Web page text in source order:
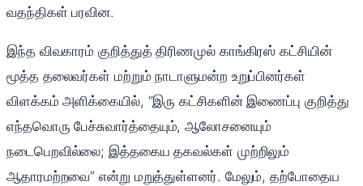
வதந்திகள் பரவின.
இந்த விவகாரம் குறித்துத் திரிணமுல் காங்கிரஸ் கட்சியின்
மூத்த தலைவர்கள் மற்றும் நாடாளுமன்ற உறுப்பினர்கள்
விளக்கம் அளிக்கையில், “இரு கட்சிகளின் இணைப்பு குறித்து
எந்தவொரு பேச்சுவார்த்தையும், ஆலோசனையும்
நடைபெறவில்லை; இத்தகைய தகவல்கள் முற்றிலும்
ஆதாரமற்றவை” என்று மறுத்துள்ளனர். மேலும், தற்போதைய